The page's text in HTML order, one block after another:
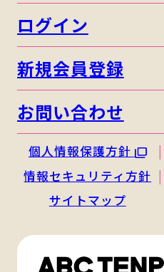
ログイン
新規会員登録
お問い合わせ
個人情報保護方針
情報セキュリティ方針
サイトマップ